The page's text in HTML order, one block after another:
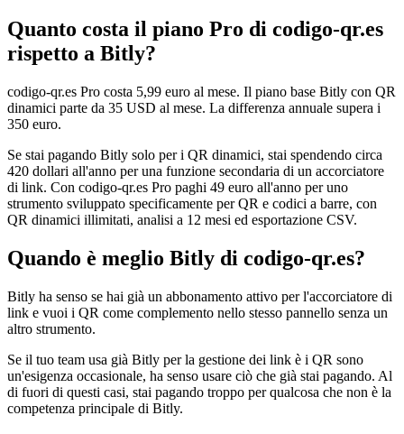
Quanto costa il piano Pro di codigo-qr.es
rispetto a Bitly?
codigo-qr.es Pro costa 5,99 euro al mese. Il piano base Bitly con QR
dinamici parte da 35 USD al mese. La differenza annuale supera i
350 euro.
Se stai pagando Bitly solo per i QR dinamici, stai spendendo circa
420 dollari all'anno per una funzione secondaria di un accorciatore
di link. Con codigo-qr.es Pro paghi 49 euro all'anno per uno
strumento sviluppato specificamente per QR e codici a barre, con
QR dinamici illimitati, analisi a 12 mesi ed esportazione CSV.
Quando è meglio Bitly di codigo-qr.es?
Bitly ha senso se hai già un abbonamento attivo per l'accorciatore di
link e vuoi i QR come complemento nello stesso pannello senza un
altro strumento.
Se il tuo team usa già Bitly per la gestione dei link è i QR sono
un'esigenza occasionale, ha senso usare ciò che già stai pagando. Al
di fuori di questi casi, stai pagando troppo per qualcosa che non è la
competenza principale di Bitly.